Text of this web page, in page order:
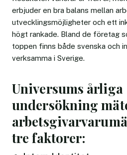
erbjuder en bra balans mellan
utvecklingsmöjligheter och ett
högt rankade. Bland de företag
toppen finns både svenska och
verksamma i Sverige.
Universums årliga
undersökning
tre faktorer: